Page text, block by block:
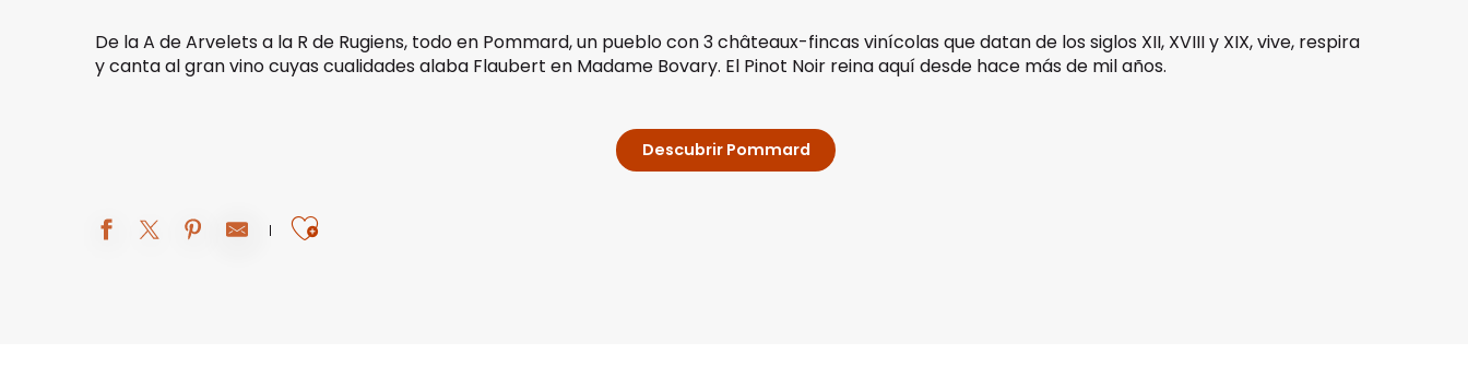
De la A de Arvelets a la R de Rugiens, todo en Pommard, un pueblo con 3 châteaux-fincas vinícolas que datan de los siglos XII, XVIII y XIX, vive, respira
y canta al gran vino cuyas cualidades alaba Flaubert en Madame Bovary. El Pinot Noir reina aquí desde hace más de mil años.
Descubrir Pommard
Ajouter aux favoris